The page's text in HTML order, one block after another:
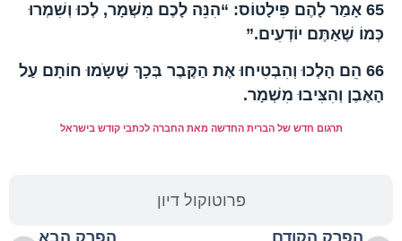
פרוטוקול דיון
65 אָמַר לָהֶם פִּילָטוֹס: “הִנֵּה לָכֶם מִשְׁמָר, לְכוּ וְשִׁמְרוּ
כְּמוֹ שֶׁאַתֶּם יוֹדְעִים.”
66 הֵם הָלְכוּ וְהִבְטִיחוּ אֶת הַקֶּבֶר בְּכָךְ שֶׁשָֹמוּ חוֹתָם עַל
הָאֶבֶן וְהִצִּיבוּ מִשְׁמָר.
תרגום חדש של הברית החדשה מאת החברה לכתבי קודש בישראל